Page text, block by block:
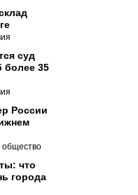
суд
более 35
России
общество
что
города